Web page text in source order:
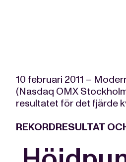
10 februari 2011 –
(Nasdaq OMX
resultatet för det fjärde
REKORDRESULTAT